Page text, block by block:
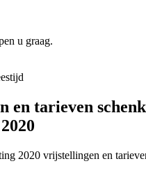
u graag.
en tarieven
2020 vrijstellingen en